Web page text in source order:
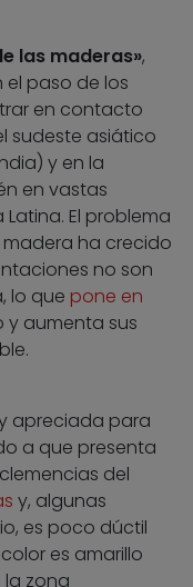
las maderas»,
paso de los
en contacto
sudeste asiático
y en la
en vastas
El problema
ha crecido
no son
lo que pone en
y aumenta sus
apreciada para
a que presenta
del
y, algunas
es poco dúctil
es amarillo
la zona